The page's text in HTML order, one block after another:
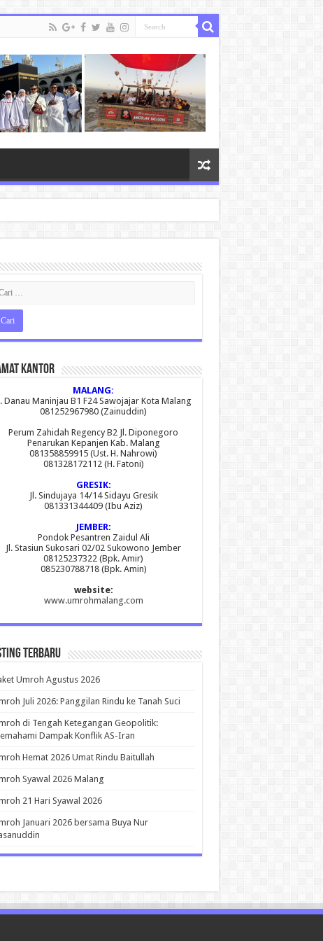
Kantor
MALANG:
Danau Maninjau B1 F24 Sawojajar Kota Malang
081252967980 (Zainuddin)
Perum Zahidah Regency B2 Jl. Diponegoro
Penarukan Kepanjen Kab. Malang
081358859915 (Ust. H. Nahrowi)
081328172112 (H. Fatoni)
GRESIK:
Jl. Sindujaya 14/14 Sidayu Gresik
081331344409 (Ibu Aziz)
JEMBER:
Pondok Pesantren Zaidul Ali
Jl. Stasiun Sukosari 02/02 Sukowono Jember
08125237322 (Bpk. Amir)
085230788718 (Bpk. Amin)
website:
www.umrohmalang.com
Terbaru
Umroh Agustus 2026
Juli 2026: Panggilan Rindu ke Tanah Suci
di Tengah Ketegangan Geopolitik:
Dampak Konflik AS-Iran
Hemat 2026 Umat Rindu Baitullah
Syawal 2026 Malang
21 Hari Syawal 2026
Januari 2026 bersama Buya Nur